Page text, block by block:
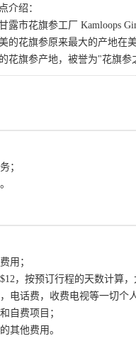
介绍：
甘露市花旗参工厂 Kamloops
的花旗参原来最大的产地在
花旗参产地，被誉为"花旗
；
用；
，按预订行程的天数计算
电话费，收费电视等一切个
自费项目；
其他费用。